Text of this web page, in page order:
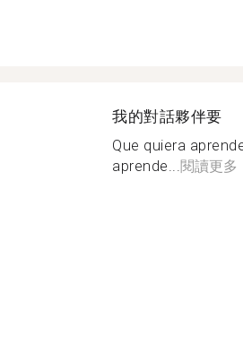
我的對話夥伴要
Que quiera
aprende...閱讀更多